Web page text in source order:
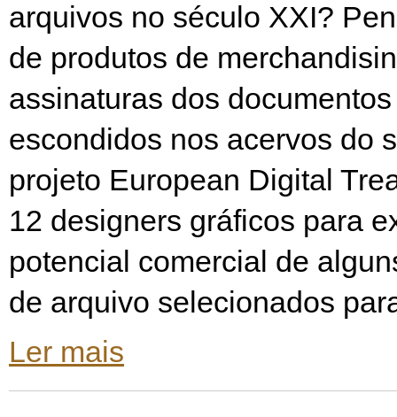
arquivos no século XXI?
de produtos de
assinaturas dos
escondidos nos acervos do
projeto European Digital
12 designers gráficos para
potencial comercial de
de arquivo selecionados
Ler mais